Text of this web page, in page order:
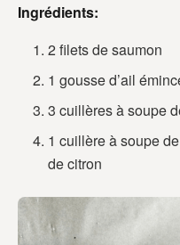
Ingrédients:
2 filets de saumon
1 gousse d’ail
3 cuillères à soupe
1 cuillère à soupe
de citron